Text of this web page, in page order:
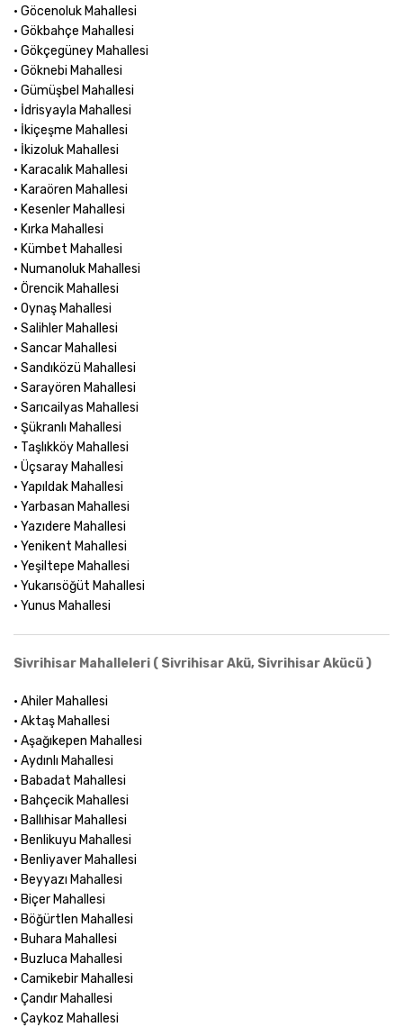
• Göcenoluk Mahallesi
• Gökbahçe Mahallesi
• Gökçegüney Mahallesi
• Göknebi Mahallesi
• Gümüşbel Mahallesi
• İdrisyayla Mahallesi
• İkiçeşme Mahallesi
• İkizoluk Mahallesi
• Karacalık Mahallesi
• Karaören Mahallesi
• Kesenler Mahallesi
• Kırka Mahallesi
• Kümbet Mahallesi
• Numanoluk Mahallesi
• Örencik Mahallesi
• Oynaş Mahallesi
• Salihler Mahallesi
• Sancar Mahallesi
• Sandıközü Mahallesi
• Sarayören Mahallesi
• Sarıcailyas Mahallesi
• Şükranlı Mahallesi
• Taşlıkköy Mahallesi
• Üçsaray Mahallesi
• Yapıldak Mahallesi
• Yarbasan Mahallesi
• Yazıdere Mahallesi
• Yenikent Mahallesi
• Yeşiltepe Mahallesi
• Yukarısöğüt Mahallesi
• Yunus Mahallesi
Sivrihisar Mahalleleri ( Sivrihisar Akü, Sivrihisar Akücü )
• Ahiler Mahallesi
• Aktaş Mahallesi
• Aşağıkepen Mahallesi
• Aydınlı Mahallesi
• Babadat Mahallesi
• Bahçecik Mahallesi
• Ballıhisar Mahallesi
• Benlikuyu Mahallesi
• Benliyaver Mahallesi
• Beyyazı Mahallesi
• Biçer Mahallesi
• Böğürtlen Mahallesi
• Buhara Mahallesi
• Buzluca Mahallesi
• Camikebir Mahallesi
• Çandır Mahallesi
• Çaykoz Mahallesi